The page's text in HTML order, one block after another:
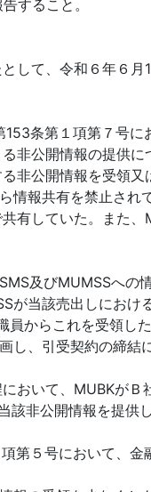
すること。
て、令和６年６月
条第１項第７号
非公開情報の提供
公開情報を受領又
報共有を禁止さ
有していた。また
及びMUMSSへの
当該売出しにお
からこれを受領し
、引受契約の締結
おいて、MUBKが
非公開情報を提供
５号において、